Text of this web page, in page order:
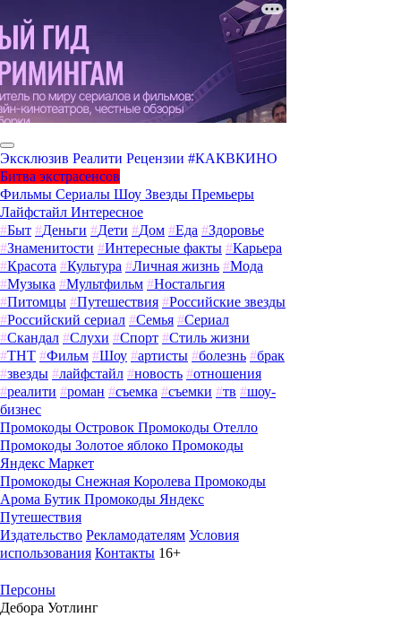
Эксклюзив Реалити Рецензии #КАКВКИНО
Битва экстрасенсов
Фильмы Сериалы Шоу Звезды Премьеры
Лайфстайл Интересное
#Быт #Деньги #Дети #Дом #Еда #Здоровье
#Знаменитости #Интересные факты #Карьера
#Красота #Культура #Личная жизнь #Мода
#Музыка #Мультфильм #Ностальгия
#Питомцы #Путешествия #Российские звезды
#Российский сериал #Семья #Сериал
#Скандал #Слухи #Спорт #Стиль жизни
#ТНТ #Фильм #Шоу #артисты #болезнь #брак
#звезды #лайфстайл #новость #отношения
#реалити #роман #съемка #съемки #тв #шоу-
бизнес
Промокоды Островок Промокоды Отелло
Промокоды Золотое яблоко Промокоды
Яндекс Маркет
Промокоды Снежная Королева Промокоды
Арома Бутик Промокоды Яндекс
Путешествия
Издательство Рекламодателям Условия
использования Контакты 16+
Персоны
Дебора Уотлинг